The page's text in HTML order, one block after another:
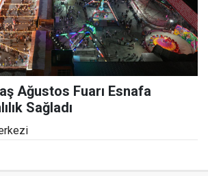
Ağustos Fuarı Esnafa
Sağladı